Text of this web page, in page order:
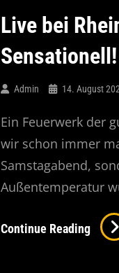
Live bei
Sensationell!
Admin 14. August
Ein Feuerwerk der
wir schon immer
Samstagabend,
Außentemperatur
Continue Reading Live
Bei